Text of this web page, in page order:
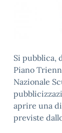
Si pubblica,
Piano
Nazionale
aprire una
previste